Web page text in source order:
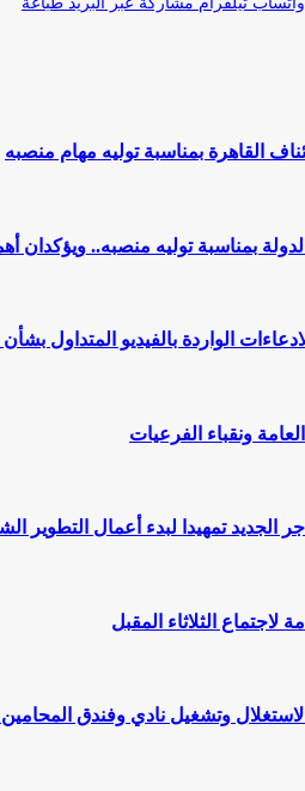
القاهرة بمناسبة توليه مهام منصبه
بمناسبة توليه منصبه.. ويؤكدان
الواردة بالفيديو المتداول
ونقباء الفرعيات
الجديد تمهيدا لبدء أعمال التطوير
الثلاثاء المقبل
وتشغيل نادي وفندق